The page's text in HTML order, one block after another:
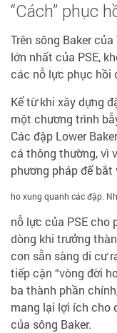
“Cách” phục
Trên sông Baker
lớn nhất của PSE,
các nỗ lực phục hồi
Kể từ khi xây dựng
một chương trình
Các đập Lower
cá thông thường, vì
phương pháp để bắt
ho xung quanh các đập.
nỗ lực của PSE cho
dòng khi trưởng
con sẵn sàng di cư
tiếp cận “vòng đời
ba thành phần
mang lại lợi ích cho
của sông Baker.